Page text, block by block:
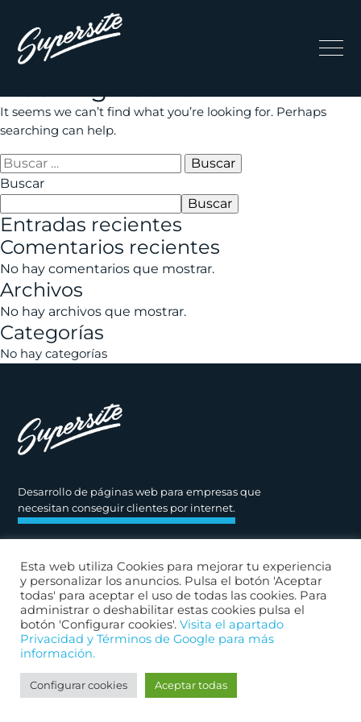
It seems we can’t find what you’re looking for. Perhaps
searching can help.
Buscar:
Buscar
Buscar
Entradas recientes
Comentarios recientes
No hay comentarios que mostrar.
Archivos
No hay archivos que mostrar.
Categorías
No hay categorías
Desarrollo de páginas web para empresasque
necesitan conseguir clientes por internet.
945 660 220
hola@supersite.es
Supersite · Cubo, 1 Bajo dcha 01001 Vitoria-Gasteiz - Álava
Aviso Legal Política de Privacidad Política de Cookies
Esta web utiliza Cookies para mejorar tu experiencia
y personalizar los anuncios. Pulsa el botón 'Aceptar
todas' para aceptar el uso de todas las cookies. Para
administrar o deshabilitar estas cookies pulsa el
botón 'Configurar cookies'. Visita el apartado
Privacidad y Términos de Google para más
información.
Configurar cookies Aceptar todas